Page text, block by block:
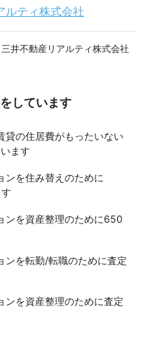
ルティ株式会社
井不動産リアルティ株式会社
しています
貸の住居費がもったいない
ます
ンを住み替えのために
ンを資産整理のために650
ンを転勤/転職のために査定
を資産整理のために査定